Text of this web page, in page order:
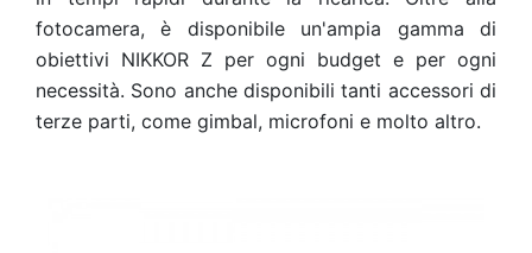
fotocamera, è disponibile un'ampia gamma di
obiettivi NIKKOR Z per ogni budget e per ogni
necessità. Sono anche disponibilitanti accessori di
terze parti, come gimbal, microfoni e molto altro.